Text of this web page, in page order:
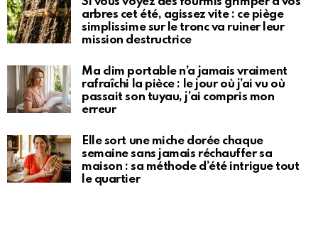
arbres cet été, agissez vite : ce piège
simplissime sur le tronc va ruiner leur
mission destructrice
Ma clim portable n’a jamais vraiment
rafraîchi la pièce : le jour où j’ai vu où
passait son tuyau, j’ai compris mon
erreur
Elle sort une miche dorée chaque
semaine sans jamais réchauffer sa
maison : sa méthode d’été intrigue tout
le quartier